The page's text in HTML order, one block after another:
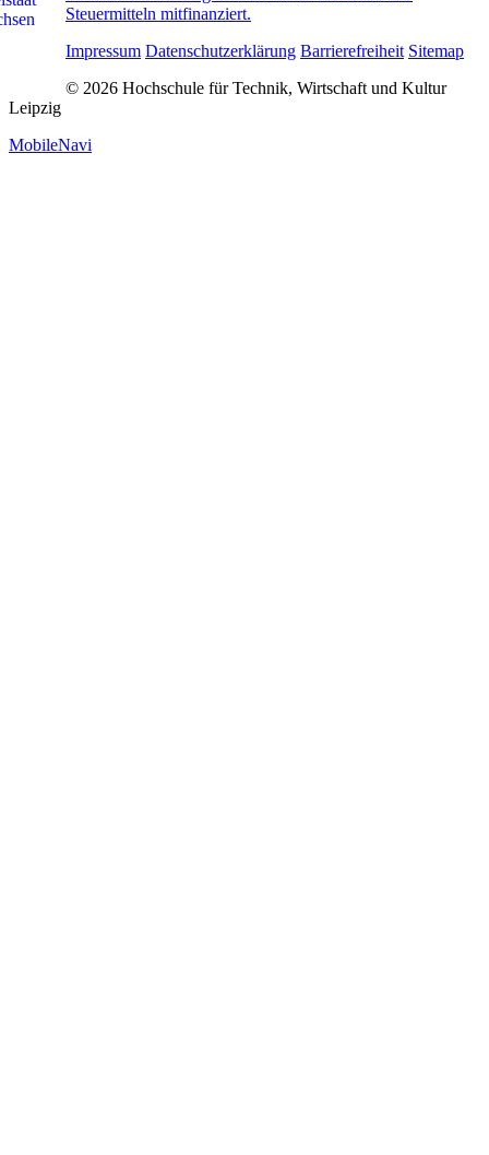
Steuermitteln mitfinanziert.
Impressum Datenschutzerklärung Barrierefreiheit Sitemap
© 2026 Hochschule für Technik, Wirtschaft und Kultur
Leipzig
MobileNavi